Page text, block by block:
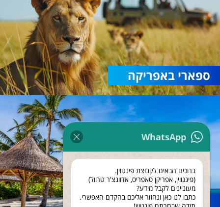
WhatsApp
ברוכים הבאים לקבוצת פינגווין.
(פינגווין, אפריקן סאפריס, אדוונצ'ר טרוול)
מעוניינים לקבל מידע?
כתבו לנו כאן ונחזור אליכם בהקדם האפשרי.
ספארי באפריקה
נופש בזנזיבר